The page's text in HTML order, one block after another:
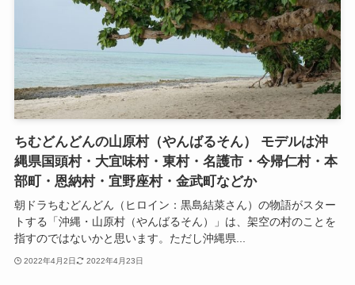
ちむどんどんの山原村（やんばるそん） モデルは沖
縄県国頭村・大宜味村・東村・名護市・今帰仁村・本
部町・恩納村・宜野座村・金武町などか
朝ドラちむどんどん（ヒロイン：黒島結菜さん）の物語がスター
トする「沖縄・山原村（やんばるそん）」は、架空の村のことを
指すのではないかと思います。ただし沖縄県...
2022年4月2日 2022年4月23日